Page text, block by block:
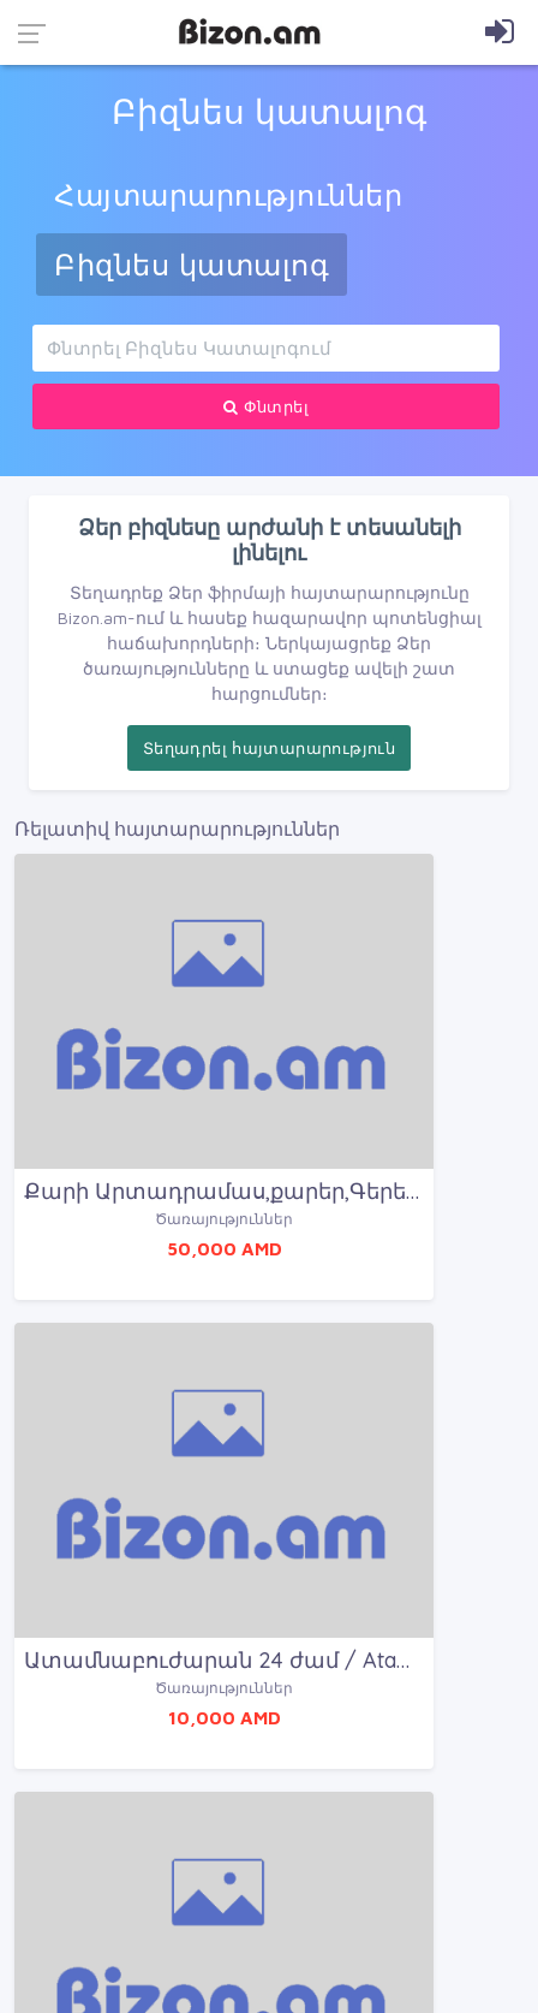
Բիզնես կատալոգ
Հայտարարություններ
Բիզնես կատալոգ
Փնտրել
Ձեր բիզնեսը արժանի է տեսանելի
լինելու
Տեղադրեք Ձեր ֆիրմայի հայտարարությունը
Bizon.am-ում և հասեք հազարավոր պոտենցիալ
հաճախորդների։ Ներկայացրեք Ձեր
ծառայությունները և ստացեք ավելի շատ
հարցումներ։
Տեղադրել հայտարարություն
Ռելատիվ հայտարարություններ
Քարի Արտադրամաս,քարեր,Գերեզմանաքարեր մատչելի գներո
Ծառայություններ
50,000 AMD
Ատամնաբուժարան 24 ժամ / Atamnabujaran 24 jam
Ծառայություններ
10,000 AMD